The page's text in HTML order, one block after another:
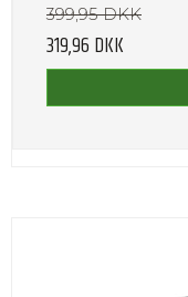
399,95 DKK
319,96 DKK